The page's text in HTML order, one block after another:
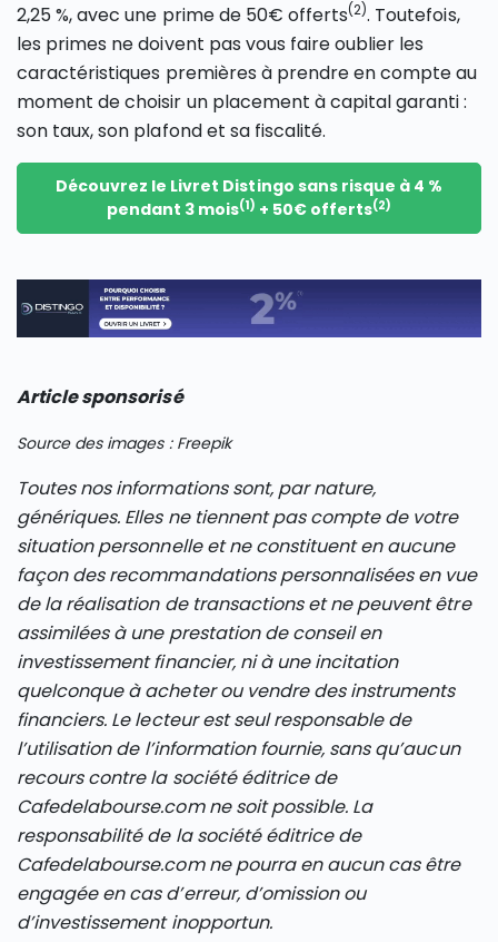
2,25 %, avec une prime de 50€ offerts(2). Toutefois,
les primes ne doivent pas vous faire oublier les
caractéristiques premières à prendre en compte au
moment de choisir un placement à capital garanti :
son taux, son plafond et sa fiscalité.
Découvrez le Livret Distingo sans risque à 4 %
pendant 3 mois(1) + 50€ offerts(2)
Article sponsorisé
Source des images : Freepik
Toutes nos informations sont, par nature,
génériques. Elles ne tiennent pas compte de votre
situation personnelle et ne constituent en aucune
façon des recommandations personnalisées en vue
de la réalisation de transactions et ne peuvent être
assimilées à une prestation de conseil en
investissement financier, ni à une incitation
quelconque à acheter ou vendre des instruments
financiers. Le lecteur est seul responsable de
l’utilisation de l’information fournie, sans qu’aucun
recours contre la société éditrice de
Cafedelabourse.com ne soit possible. La
responsabilité de la société éditrice de
Cafedelabourse.com ne pourra en aucun cas être
engagée en cas d’erreur, d’omission ou
d’investissement inopportun.